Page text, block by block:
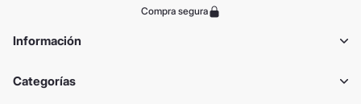
Compra segura
Información
Categorías